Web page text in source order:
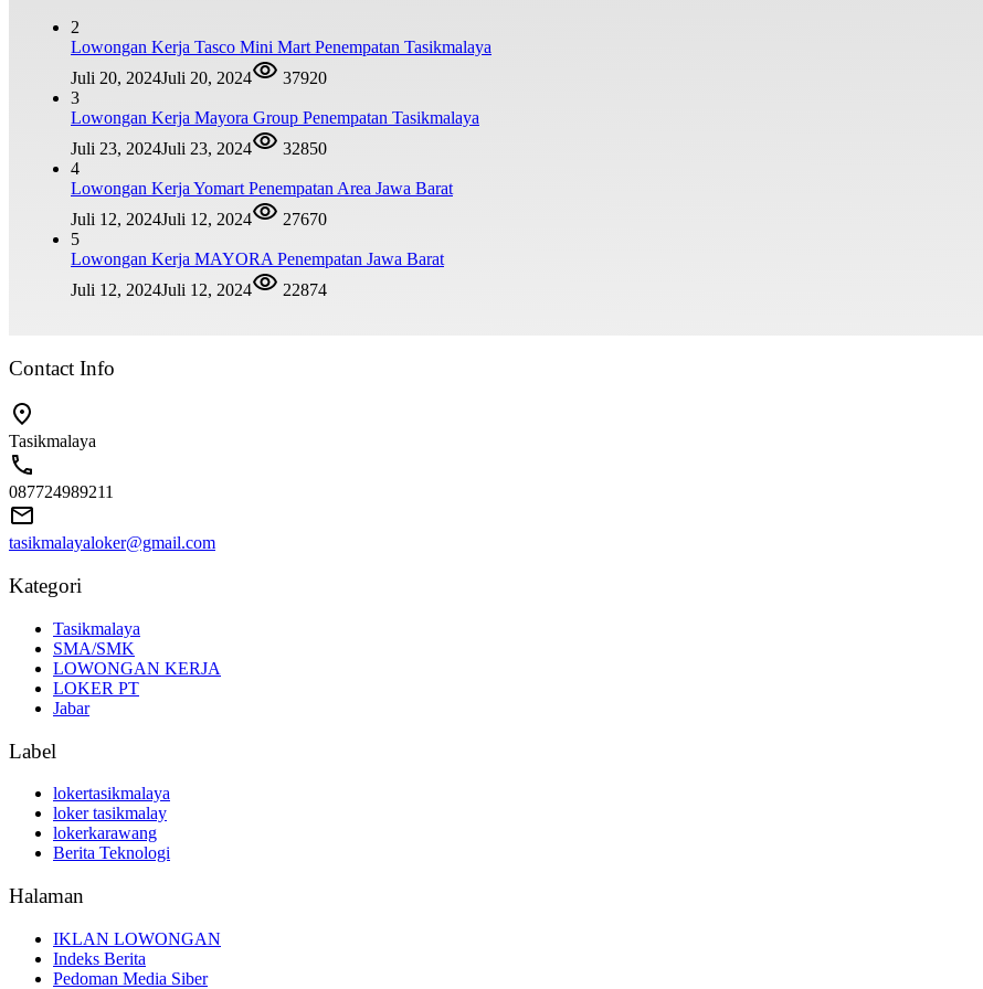
2
Lowongan Kerja Tasco Mini Mart Penempatan Tasikmalaya
Juli 20, 2024Juli 20, 2024
37920
3
Lowongan Kerja Mayora Group Penempatan Tasikmalaya
Juli 23, 2024Juli 23, 2024
32850
4
Lowongan Kerja Yomart Penempatan Area Jawa Barat
Juli 12, 2024Juli 12, 2024
27670
5
Lowongan Kerja MAYORA Penempatan Jawa Barat
Juli 12, 2024Juli 12, 2024 22874
Contact Info
Tasikmalaya
087724989211
tasikmalayaloker@gmail.com
Kategori
Tasikmalaya
SMA/SMK
LOWONGAN KERJA
LOKER PT
Jabar
Label
lokertasikmalaya
loker tasikmalay
lokerkarawang
Berita Teknologi
Halaman
IKLAN LOWONGAN
Indeks Berita
Pedoman Media Siber